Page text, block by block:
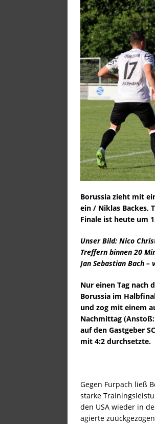
[
[
[
[
[
[
[
[
[
[
[
[
[
[
[
[
[
Borussia zieht mit
ein / Niklas Backes,
Finale ist heute um
Unser Bild: Nico
Treffern binnen 20
Jan Sebastian Bach –
Nur einen Tag nach
Borussia im
und zog mit einem
Nachmittag
auf den Gastgeber
mit 4:2 durchsetzte.
Gegen Furpach ließ
starke
den USA wieder in
agierte